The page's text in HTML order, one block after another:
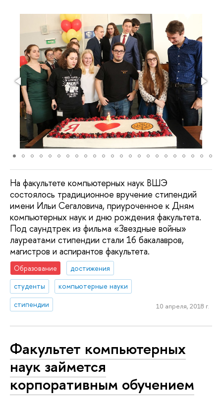
На факультете компьютерных наук ВШЭ
состоялось традиционное вручение стипендий
имени Ильи Сегаловича, приуроченное к Дням
компьютерных наук и дню рождения факультета.
Под саундтрек из фильма «Звездные войны»
лауреатами стипендии стали 16 бакалавров,
магистров и аспирантов факультета.
Образование
достижения
студенты
компьютерные науки
стипендии
10 апреля, 2018 г.
Факультет компьютерных
наук займется
корпоративным обучением